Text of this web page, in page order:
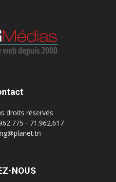
droits réservés
- 71.962.617
NOUS